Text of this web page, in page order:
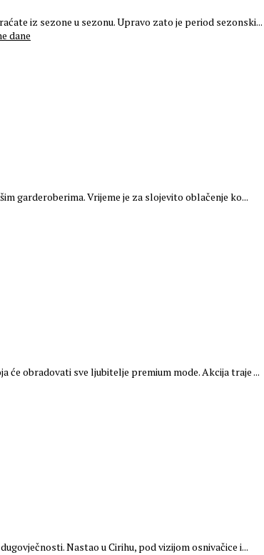
iz sezone u sezonu. Upravo zato je period sezonski...
garderoberima. Vrijeme je za slojevito oblačenje ko...
će obradovati sve ljubitelje premium mode. Akcija traje ...
Nastao u Cirihu, pod vizijom osnivačice i...